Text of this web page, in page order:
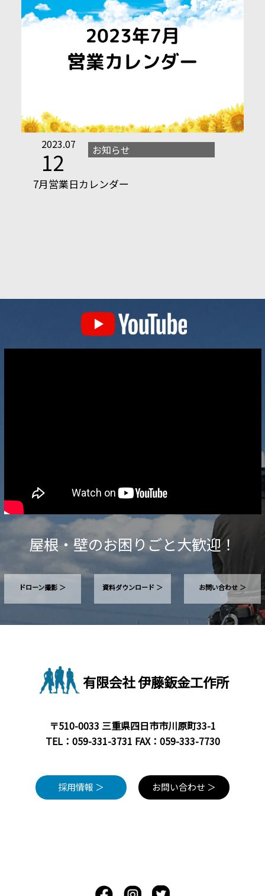
2023.07
12 お知らせ
7月営業日カレンダー
屋根・壁のお困りごと大歓迎！
ドローン撮影 ＞ 資料ダウンロード ＞ お問い合わせ ＞
有限会社 伊藤鈑金工作所
〒510-0033 三重県四日市市川原町33-1
TEL： 059-331-3731 FAX：059-333-7730
採用情報 ＞ お問い合わせ ＞